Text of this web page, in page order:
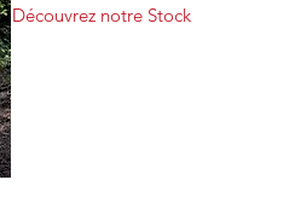
Découvrez notre Stock